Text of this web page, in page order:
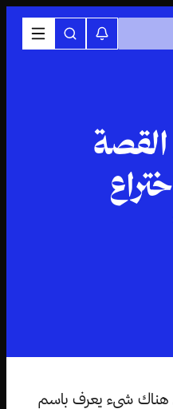
هناك شيء يعرف باسم